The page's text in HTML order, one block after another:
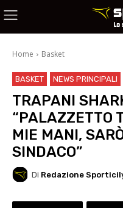
Home Basket
BASKET NEWS PRINCIPALI
TRAPANI
“PALAZZETTO
MIE MANI,
SINDACO”
Di Redazione